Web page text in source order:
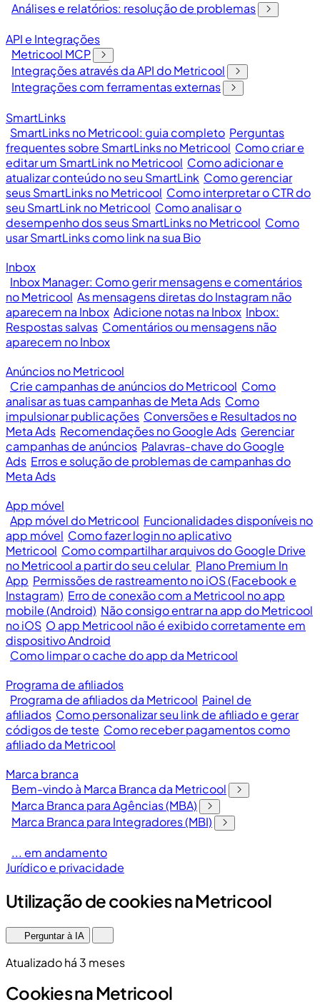
Análises e relatórios: resolução de problemas
API e Integrações
Metricool MCP
Integrações através da API do Metricool
Integrações com ferramentas externas
SmartLinks
SmartLinks no Metricool: guia completo Perguntas
frequentes sobre SmartLinks no Metricool Como criar e
editar um SmartLink no Metricool Como adicionar e
atualizar conteúdo no seu SmartLink Como gerenciar
seus SmartLinks no Metricool Como interpretar o CTR do
seu SmartLink no Metricool Como analisar o
desempenho dos seus SmartLinks no Metricool Como
usar SmartLinks como link na sua Bio
Inbox
Inbox Manager: Como gerir mensagens e comentários
no Metricool As mensagens diretas do Instagram não
aparecem na Inbox Adicione notas na Inbox Inbox:
Respostas salvas Comentários ou mensagens não
aparecem no Inbox
Anúncios no Metricool
Crie campanhas de anúncios do Metricool Como
analisar as tuas campanhas de Meta Ads Como
impulsionar publicações Conversões e Resultados no
Meta Ads Recomendações no Google Ads Gerenciar
campanhas de anúncios Palavras-chave do Google
Ads Erros e solução de problemas de campanhas do
Meta Ads
App móvel
App móvel do Metricool Funcionalidades disponíveis no
app móvel Como fazer login no aplicativo
Metricool Como compartilhar arquivos do Google Drive
no Metricool a partir do seu celular Plano Premium In
App Permissões de rastreamento no iOS (Facebook e
Instagram) Erro de conexão com a Metricool no app
mobile (Android) Não consigo entrar na app do Metricool
no iOS O app Metricool não é exibido corretamente em
dispositivo Android
Como limpar o cache do app da Metricool
Programa de afiliados
Programa de afiliados da Metricool Painel de
afiliados Como personalizar seu link de afiliado e gerar
códigos de teste Como receber pagamentos como
afiliado da Metricool
Marca branca
Bem-vindo à Marca Branca da Metricool
Marca Branca para Agências (MBA)
Marca Branca para Integradores (MBI)
... em andamento
Jurídico e privacidade
Utilização de cookies na Metricool
Perguntar à IA
Atualizado há 3 meses
Cookies na Metricool